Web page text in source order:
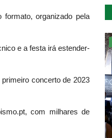
organizado pela
e a festa irá estender-
concerto de 2023
com milhares de